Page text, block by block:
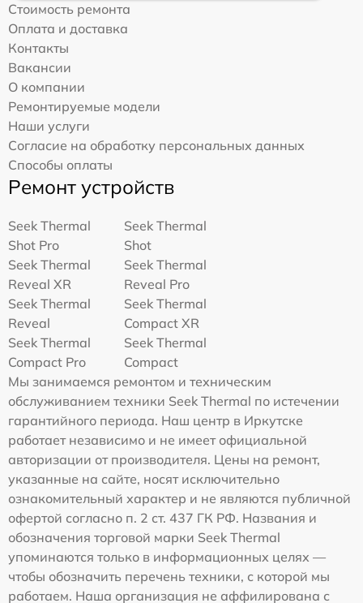
Стоимость ремонта
Оплата и доставка
Контакты
Вакансии
О компании
Ремонтируемые модели
Наши услуги
Согласие на обработку персональных данных
Способы оплаты
Ремонт устройств
Seek Thermal
Shot Pro
Seek Thermal
Shot
Seek Thermal
Reveal XR
Seek Thermal
Reveal Pro
Seek Thermal
Reveal
Seek Thermal
Compact XR
Seek Thermal
Compact Pro
Seek Thermal
Compact
Мы занимаемся ремонтом и техническим
обслуживанием техники Seek Thermal по истечении
гарантийного периода. Наш центр в Иркутске
работает независимо и не имеет официальной
авторизации от производителя. Цены на ремонт,
указанные на сайте, носят исключительно
ознакомительный характер и не являются публичной
офертой согласно п. 2 ст. 437 ГК РФ. Названия и
обозначения торговой марки Seek Thermal
упоминаются только в информационных целях —
чтобы обозначить перечень техники, с которой мы
работаем. Наша организация не аффилирована с